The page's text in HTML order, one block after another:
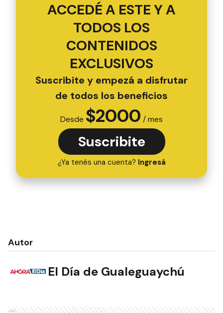
ACCEDÉ A ESTE Y A
TODOS LOS
CONTENIDOS
EXCLUSIVOS
Suscribite y empezá a disfrutar
de todos los beneficios
Desde $2000 / mes
Suscribite
¿Ya tenés una cuenta? Ingresá
Autor
El Día de Gualeguaychú
Ads